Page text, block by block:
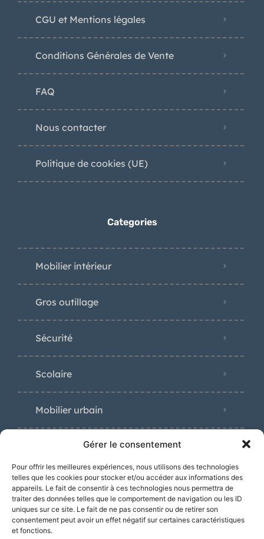
Gérer le consentement
Pour offrir les meilleures expériences, nous utilisons des technologies
telles que les cookies pour stocker et/ou accéder aux informations des
appareils. Le fait de consentir à ces technologies nous permettra de
traiter des données telles que le comportement de navigation ou les ID
uniques sur ce site. Le fait de ne pas consentir ou de retirer son
consentement peut avoir un effet négatif sur certaines caractéristiques
et fonctions.
CGU et Mentions légales
Conditions Générales de Vente
FAQ
Nous contacter
Politique de cookies (UE)
Categories
Mobilier intérieur
Gros outillage
Sécurité
Scolaire
Mobilier urbain
Distinctions